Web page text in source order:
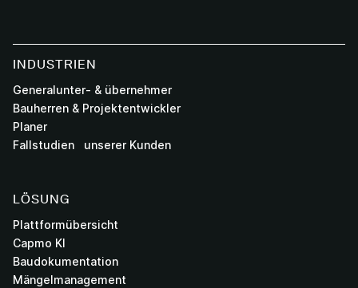
INDUSTRIEN
Generalunter- & übernehmer
Bauherren & Projektentwickler
Planer
Fallstudien unserer Kunden
LÖSUNG
Plattformübersicht
Capmo KI
Baudokumentation
Mängelmanagement